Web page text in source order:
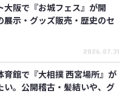
大阪で『お城フェス』が開
展示・グッズ販売・歴史のセ
2026.07.31
育館で『大相撲 西宮場所』が
い。公開稽古・髪結いや、グ